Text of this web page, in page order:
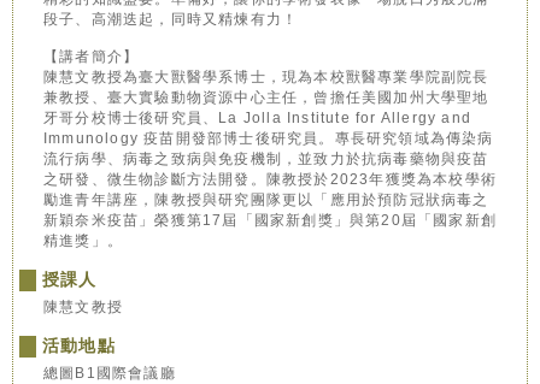
段子、高潮迭起，同時又精煉有力！
【講者簡介】
陳慧文教授為臺大獸醫學系博士，現為本校獸醫專業學院副院長
兼教授、臺大實驗動物資源中心主任，曾擔任美國加州大學聖地
牙哥分校博士後研究員、La Jolla Institute for Allergy and
Immunology 疫苗開發部博士後研究員。專長研究領域為傳染病
流行病學、病毒之致病與免疫機制，並致力於抗病毒藥物與疫苗
之研發、微生物診斷方法開發。陳教授於2023年獲獎為本校學術
勵進青年講座，陳教授與研究團隊更以「應用於預防冠狀病毒之
新穎奈米疫苗」榮獲第17屆「國家新創獎」與第20屆「國家新創
精進獎」。
授課人
陳慧文教授
活動地點
總圖B1國際會議廳